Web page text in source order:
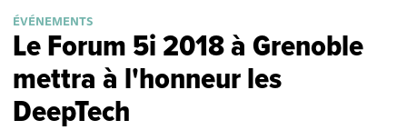
ÉVÉNEMENTS
Le Forum 5i 2018 à Grenoble
mettra à l'honneur les
DeepTech